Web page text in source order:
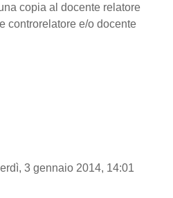
copia al docente relatore
controrelatore e/o docente
3 gennaio 2014, 14:01